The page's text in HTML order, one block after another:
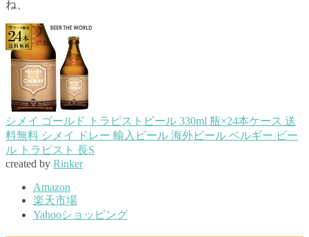
ね、
シメイ ゴールド トラピストビール 330ml 瓶×24本ケース 送
料無料 シメイ ドレー 輸入ビール 海外ビール ベルギー ビー
ル トラピスト 長S
created by Rinker
Amazon
楽天市場
Yahooショッピング